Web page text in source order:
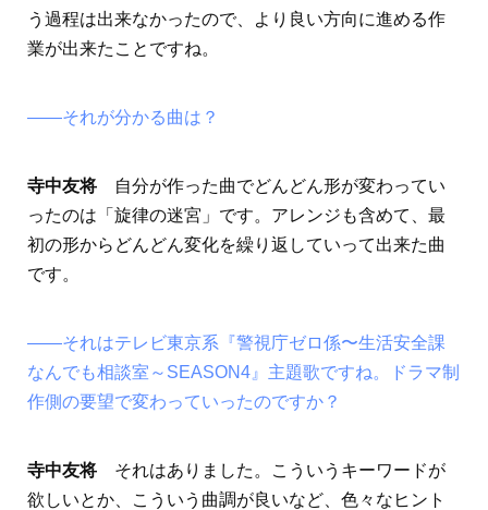
う過程は出来なかったので、より良い方向に進める作
業が出来たことですね。
――それが分かる曲は？
寺中友将
自分が作った曲でどんどん形が変わってい
ったのは「旋律の迷宮」です。アレンジも含めて、最
初の形からどんどん変化を繰り返していって出来た曲
です。
――それはテレビ東京系『警視庁ゼロ係〜生活安全課
なんでも相談室～SEASON4』主題歌ですね。ドラマ制
作側の要望で変わっていったのですか？
寺中友将 それはありました。こういうキーワードが
欲しいとか、こういう曲調が良いなど、色々なヒント